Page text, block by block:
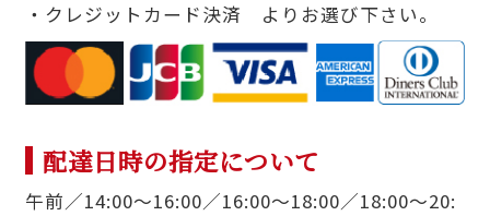
・クレジットカード決済 よりお選び下さい。
配達日時の指定について
午前／14:00〜16:00／16:00〜18:00／18:00〜20: